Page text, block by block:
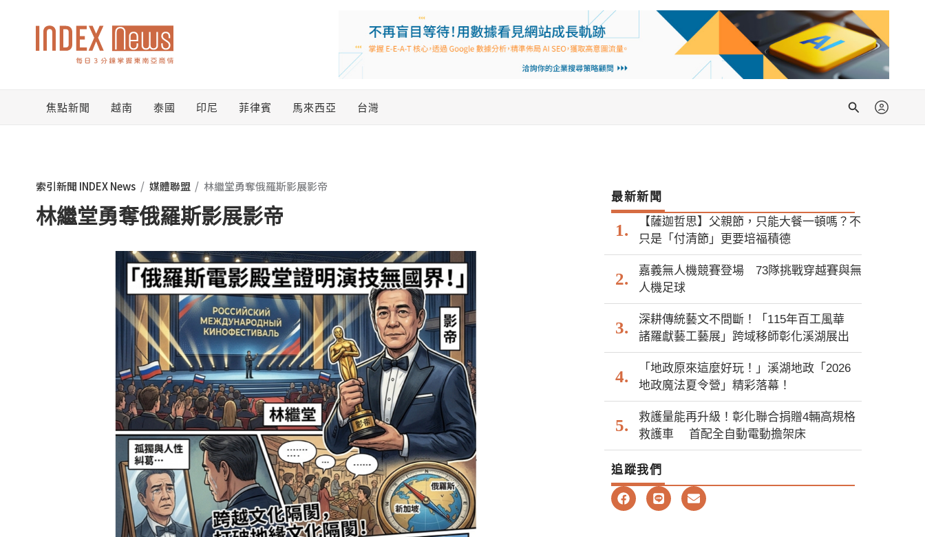
焦點新聞 越南 泰國 印尼 菲律賓 馬來西亞 台灣
搜
索引新聞 INDEX News / 媒體聯盟 / 林繼堂勇奪俄羅斯影展影帝
林繼堂勇奪俄羅斯影展影帝
最新新聞
【薩迦哲思】父親節，只能大餐一頓嗎？不
只是「付清節」更要培福積德
嘉義無人機競賽登場 73隊挑戰穿越賽與無
人機足球
深耕傳統藝文不間斷！「115年百工風華
諸羅獻藝工藝展」跨域移師彰化溪湖展出
「地政原來這麼好玩！」溪湖地政「2026
地政魔法夏令營」精彩落幕！
救護量能再升級！彰化聯合捐贈4輛高規格
救護車 首配全自動電動擔架床
追蹤我們
F
a
L
i
E
n